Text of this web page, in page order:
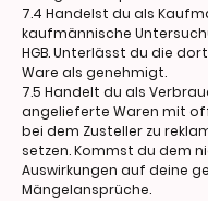
7.4 Handelst du als
kaufmännische
HGB. Unterlässt du die
Ware als genehmigt.
7.5 Handelt du als
angelieferte Waren mit
bei dem Zusteller zu
setzen. Kommst du dem
Auswirkungen auf deine
Mängelansprüche.